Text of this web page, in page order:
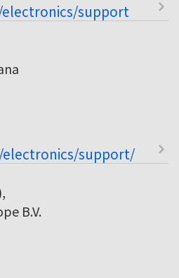
support
support/
B.V.